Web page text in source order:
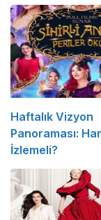
Haftalık Vizyon
Panoraması:
İzlemeli?